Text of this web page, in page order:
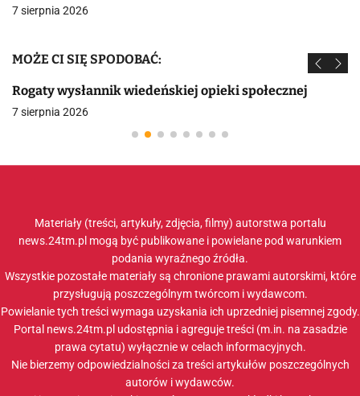
7 sierpnia 2026
MOŻE CI SIĘ SPODOBAĆ:
Rogaty wysłannik wiedeńskiej opieki społecznej
7 sierpnia 2026
Materiały (treści, artykuły, zdjęcia, filmy) autorstwa portalu
news.24tm.pl mogą być publikowane i powielane pod warunkiem
podania wyraźnego źródła.
Wszystkie pozostałe materiały są chronione prawami autorskimi, które
przysługują poszczególnym twórcom i wydawcom.
Powielanie tych treści wymaga uzyskania ich uprzedniej pisemnej zgody.
Portal news.24tm.pl udostępnia i agreguje treści (m.in. na zasadzie
prawa cytatu) wyłącznie w celach informacyjnych.
Nie bierzemy odpowiedzialności za treści artykułów poszczególnych
autorów i wydawców.